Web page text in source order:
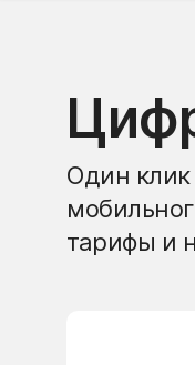
Один
тарифы и